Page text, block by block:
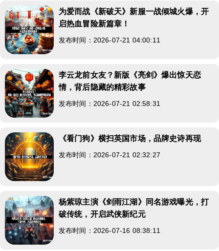
为爱而战《新破天》新服一战倾城火爆，开
启热血冒险新篇章！
发布时间：2026-07-21 04:00:11
李云龙前女友？新版《亮剑》爆出惊天恋
情，背后隐藏的精彩故事
发布时间：2026-07-21 02:58:31
《看门狗》横扫英国市场，品牌史诗再现
发布时间：2026-07-21 02:32:27
杨紫琼主演《剑雨江湖》同名游戏曝光，打
破传统，开启武侠新纪元
发布时间：2026-07-16 08:38:11